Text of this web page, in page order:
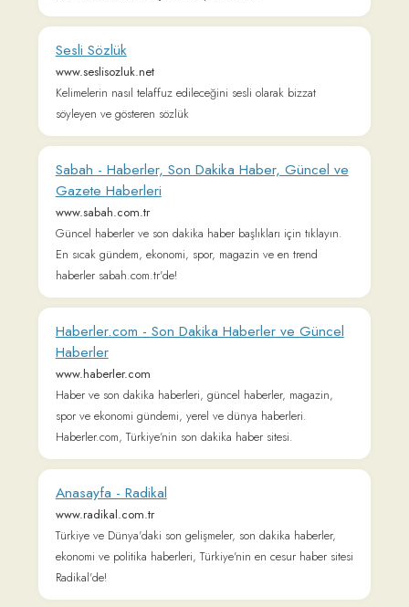
Güncel haberler ve son dakika haber başlıkları için tıklayın.
En sıcak gündem, ekonomi, spor, magazin ve en trend
Haberler.com - Son Dakika Haberler ve Güncel
www.haberler.com
Haber ve son dakika haberleri, güncel haberler, magazin,
spor ve ekonomi gündemi, yerel ve dünya haberleri.
Anasayfa - Radikal
www.radikal.com.tr
ekonomi ve politika haberleri, Türkiye'nin en cesur haber sitesi
Radikal'de!
Anadolu Ajansı
www.aa.com.tr
Güvenilir haberin kaynağı. Anadolu Ajansı, Türkiye, dünya,
ekonomi, spor, sağlık ve teknoloji alanlarındaki haberleri,
fotoğraf ve videoları okurlara sunuyor.
CNN TÜRK Haber - Son Dakika Haberler
www.cnnturk.com
CNN TÜRK Tüm Haberler, son dakika haberleri, canlı
yayınlar, dünyadan ve Türkiye'den tüm gelişmeler, spor,
ekonomi, magazin, yaşama dair her şeyi ilk bilen s...